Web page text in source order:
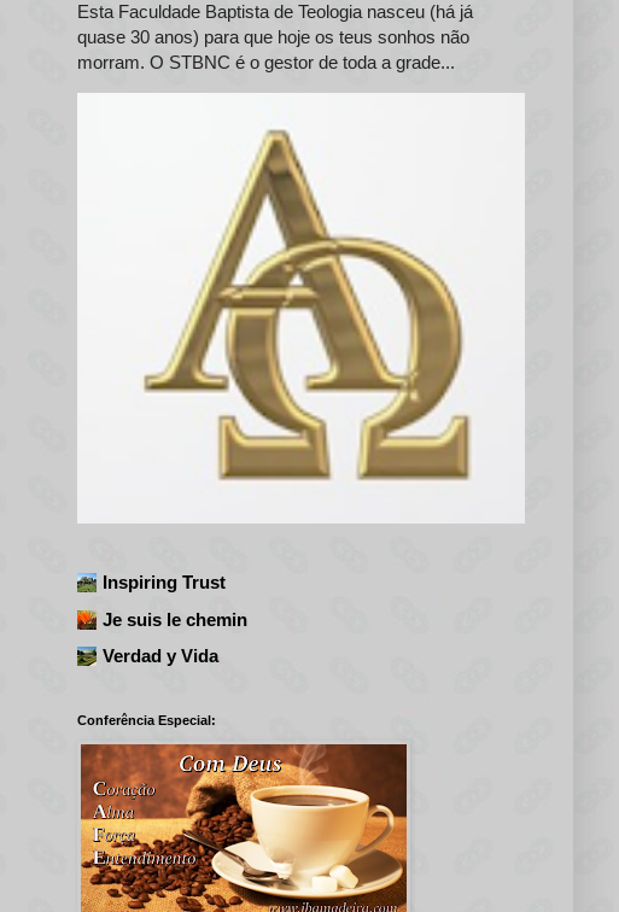
Esta Faculdade Baptista de Teologia nasceu (há já
quase 30 anos) para que hoje os teus sonhos não
morram. O STBNC é o gestor de toda a grade...
Inspiring Trust
Je suis le chemin
Verdad y Vida
Conferência Especial: